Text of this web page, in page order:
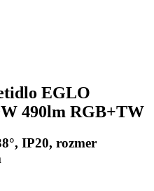
EGLO
490lm RGB+TW
IP20, rozmer